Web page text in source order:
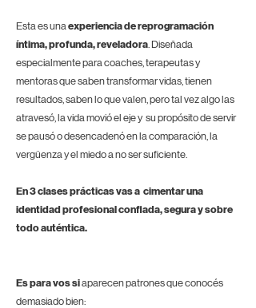
Esta es unaexperiencia de reprogramación
íntima, profunda, reveladora. Diseñada
especialmente para coaches, terapeutas y
mentoras que saben transformar vidas, tienen
resultados, saben lo que valen, pero tal vez algo las
atravesó, la vida movió el eje y su propósito de servir
se pausó o desencadenó en la comparación, la
vergüenza y el miedo a no ser suficiente.
En 3 clases prácticas vas a cimentar una
identidad profesional confiada, segura y sobre
todo auténtica.
Es para vos siaparecen patrones que conocés
demasiado bien: